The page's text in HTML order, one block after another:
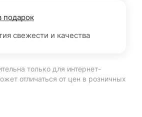
подарок
свежести и качества
только для интернет-
отличаться от цен в розничных